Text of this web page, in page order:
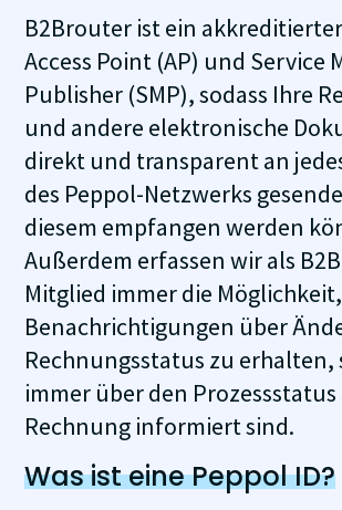
B2Brouter ist ein
Access Point (AP) und Service
Publisher (SMP), sodass Ihre
und andere elektronische
direkt und transparent an
des Peppol-Netzwerks
diesem empfangen werden
Außerdem erfassen wir als
Mitglied immer die Möglichkeit,
Benachrichtigungen über
Rechnungsstatus zu erhalten,
immer über den
Rechnung informiert sind.
Was ist eine Peppol ID?